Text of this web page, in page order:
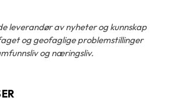
leverandør av nyheter og kunnskap
og geofaglige problemstillinger
og næringsliv.